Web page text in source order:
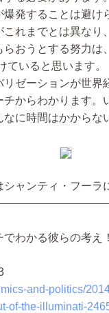
発することは避け
れまでとは異なり
おうとする努力は
ていると思います。
ゼーションが世界
からわかります。
に時間はかからな
ャンティ・フーラ
わかる彼らの考え！
and-politics/
of-the-illuminati-